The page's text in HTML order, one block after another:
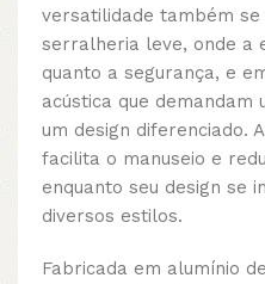
versatilidade também
serralheria leve, onde a
quanto a segurança, e
acústica que
um design diferenciado.
facilita o manuseio e
enquanto seu design se
diversos estilos.
Fabricada em alumínio